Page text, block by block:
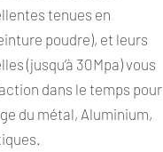
tenues en
poudre), et leurs
(jusqu’à 30Mpa) vous
dans le temps pour
du métal, Aluminium,